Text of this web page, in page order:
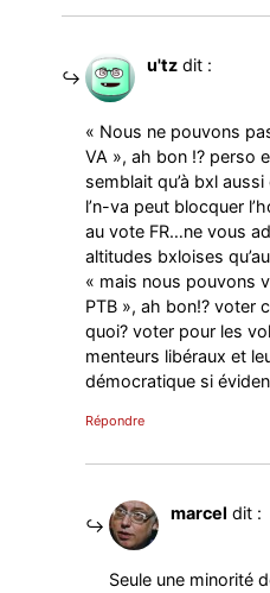
u'tz dit :
« Nous ne pouvons
VA », ah bon !? perso
semblait qu’à bxl
l’n-va peut blocquer
au vote FR…ne vous
altitudes bxloises
« mais nous pouvons
PTB », ah bon!? voter
quoi? voter pour les
menteurs libéraux et
démocratique si
Répondre
marcel dit :
Seule une minorité